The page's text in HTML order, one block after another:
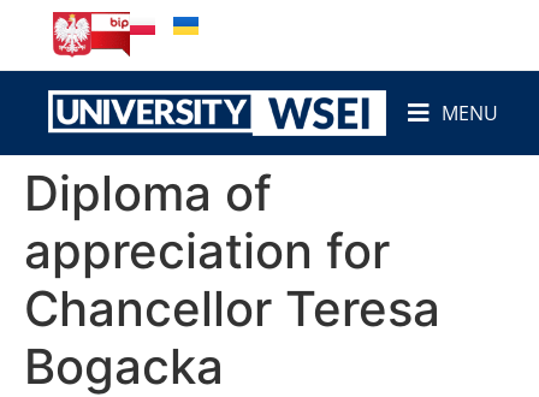
content
MENU
Diploma of
appreciation for
Chancellor Teresa
Bogacka